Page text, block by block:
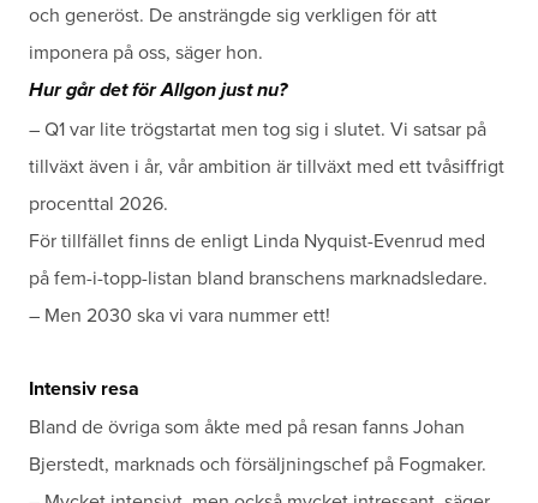
och generöst. De ansträngde sig verkligen för att
imponera på oss, säger hon.
Hur går det för Allgon just nu?
– Q1 var lite trögstartat men tog sig i slutet. Vi satsar på
tillväxt även i år, vår ambition är tillväxt med ett tvåsiffrigt
procenttal 2026.
För tillfället finns de enligt Linda Nyquist-Evenrud med
på fem-i-topp-listan bland branschens marknadsledare.
– Men 2030 ska vi vara nummer ett!
Intensiv resa
Bland de övriga som åkte med på resan fanns Johan
Bjerstedt, marknads och försäljningschef på Fogmaker.